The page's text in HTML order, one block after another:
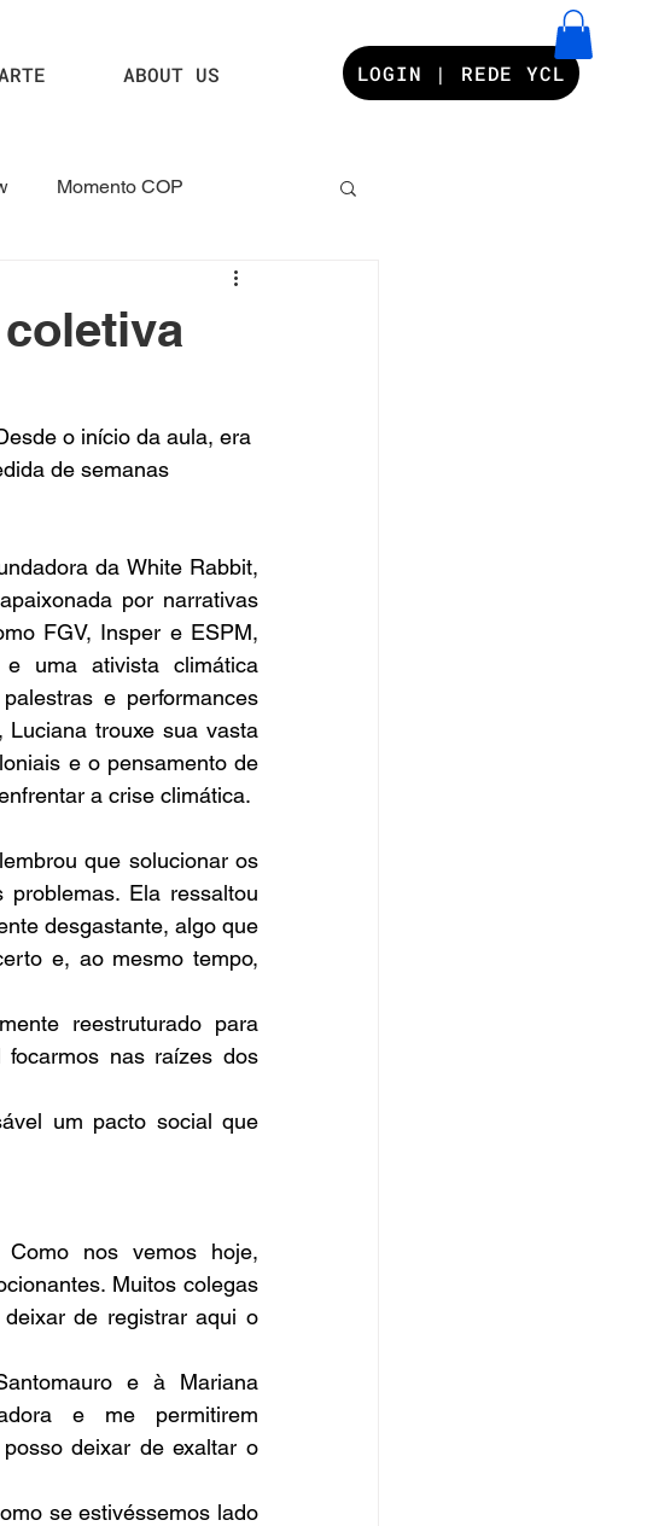
ABOUT US LOGIN | REDE YCL
Momento COP
o início da aula, era
de semanas
da White Rabbit,
por narrativas
FGV, Insper e ESPM,
uma ativista climática
e performances
trouxe sua vasta
e o pensamento de
a crise climática.
que solucionar os
Ela ressaltou
desgastante, algo que
e, ao mesmo tempo,
reestruturado para
nas raízes dos
um pacto social que
nos vemos hoje,
Muitos colegas
de registrar aqui o
e à Mariana
e me permitirem
deixar de exaltar o
se estivéssemos lado